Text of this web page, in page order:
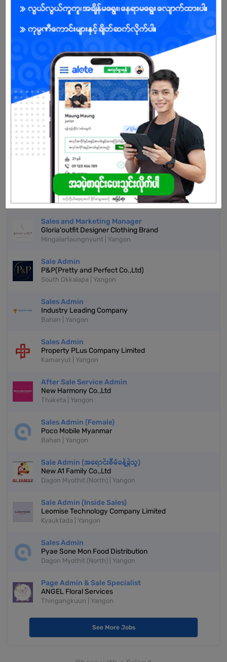
Open To : Male/Female
Already Expired
Don't have an account?
More Similar Jobs
Sales Admin
Local Pharmaceutical Leading Company
Mingalartaungnyunt | Yangon
Sales and Marketing Manager
Gloria'outfit Designer Clothing Brand
Mingalartaungnyunt | Yangon
Sale Admin
P&P(Pretty and Perfect Co.,Ltd)
South Okkalapa | Yangon
Sales Admin
Industry Leading Company
Bahan | Yangon
Sales Admin
Property PLus Company Limited
Kamaryut | Yangon
After Sale Service Admin
New Harmony Co.,Ltd
Thaketa | Yangon
Sales Admin (Female)
Poco Mobile Myanmar
Bahan | Yangon
Sale Admin (အရောင်းစီမံခန့်ခွဲသူ)
New A1 Family Co.,Ltd
Dagon Myothit (North) | Yangon
Sale Admin (Inside Sales)
Leomise Technology Company Limited
Kyauktada | Yangon
Sales Admin
Pyae Sone Mon Food Distribution
Dagon Myothit (North) | Yangon
Page Admin & Sale Specialist
ANGEL Floral Services
Thingangkuun | Yangon
See More Jobs